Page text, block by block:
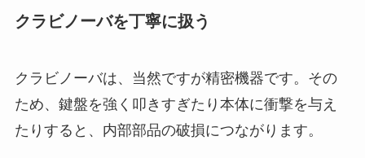
クラビノーバを丁寧に扱う
クラビノーバは、当然ですが精密機器です。その
ため、鍵盤を強く叩きすぎたり本体に衝撃を与え
たりすると、内部部品の破損につながります。